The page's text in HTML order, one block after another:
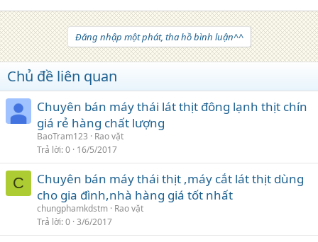
Đăng nhập một phát, tha hồ bình luận^^
Chủ đề liên quan
Chuyên bán máy thái lát thịt đông lạnh thịt chín
giá rẻ hàng chất lượng
BaoTram123
Rao vặt
Trả lời 0 16/5/2017
C
Chuyên bán máy thái thịt ,máy cắt lát thịt dùng
cho gia đình,nhà hàng giá tốt nhất
chungphamkdstm Rao vặt
Trả lời 0 3/6/2017